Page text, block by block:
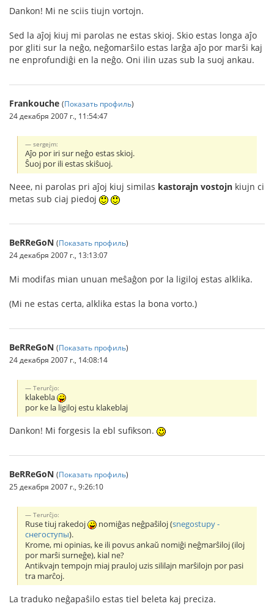
Dankon! Mi ne sciis tiujn vortojn.
Sed la aĵoj kiuj mi parolas ne estas skioj. Skio estas longa aĵo
por gliti sur la neĝo, neĝomarŝilo estas larĝa aĵo por marŝi kaj
ne enprofundiĝi en la neĝo. Oni ilin uzas sub la suoj ankau.
Frankouche (Показать профиль)
24 декабря 2007 г., 11:54:47
sergejm:
Aĵo por iri sur neĝo estas skioj.
Ŝuoj por ili estas skiŝuoj.
Neee, ni parolas pri aĵoj kiuj similas kastorajn vostojn kiujn ci
metas sub ciaj piedoj
BeRReGoN (Показать профиль)
24 декабря 2007 г., 13:13:07
Mi modifas mian unuan meŝaĝon por la ligiloj estas alklika.
(Mi ne estas certa, alklika estas la bona vorto.)
BeRReGoN (Показать профиль)
24 декабря 2007 г., 14:08:14
Terurĉjo:
klakebla
por ke la ligiloj estu klakeblaj
Dankon! Mi forgesis la ebl sufikson.
BeRReGoN (Показать профиль)
25 декабря 2007 г., 9:26:10
Terurĉjo:
Ruse tiuj rakedoj nomiĝas neĝpaŝiloj (snegostupy -
снегоступы).
Krome, mi opinias, ke ili povus ankaŭ nomiĝi neĝmarŝiloj (iloj
por marŝi surneĝe), kial ne?
Antikvajn tempojn miaj prauloj uzis sililajn marŝilojn por pasi
tra marĉoj.
La traduko neĝapaŝilo estas tiel beleta kaj preciza.